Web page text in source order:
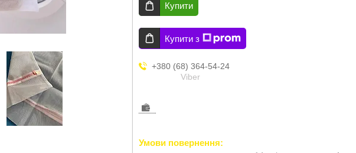
Купити
Купити з
+380 (68) 364-54-24
Viber